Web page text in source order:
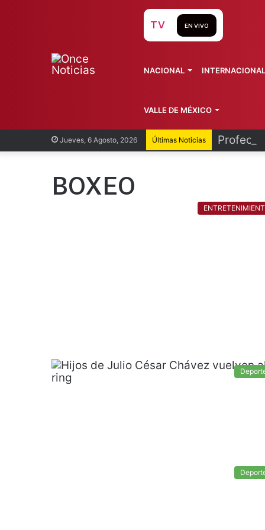
Jueves, 6 Agosto, 2026 Últimas Noticias Profeco
TV EN VIVO
NACIONAL INTERNACIONAL
VALLE DE MÉXICO
BOXEO